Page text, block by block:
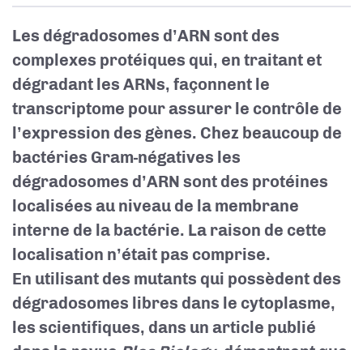
Les dégradosomes d’ARN sont des
complexes protéiques qui, en traitant et
dégradant les ARNs, façonnent le
transcriptome pour assurer le contrôle de
l’expression des gènes. Chez beaucoup de
bactéries Gram-négatives les
dégradosomes d’ARN sont des protéines
localisées au niveau de la membrane
interne de la bactérie. La raison de cette
localisation n’était pas comprise.
En utilisant des mutants qui possèdent des
dégradosomes libres dans le cytoplasme,
les scientifiques, dans un article publié